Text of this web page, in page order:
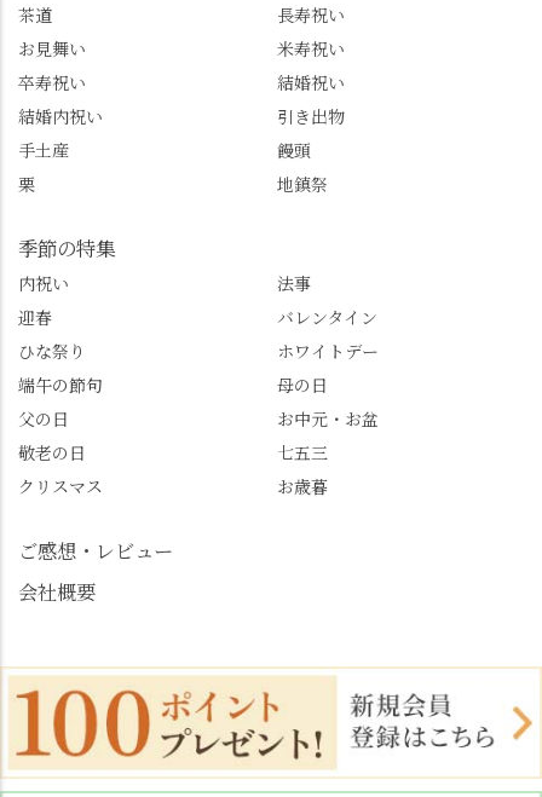
@sense_nagaokakyo 長岡
京市観光協会
@nagaokakyo_tourism ふ
@furufuru_nagaokakyo
物価の値上がりが激し
のガイド活動にしっか
り活かしていきます💪
西山、ほんまにええと
こです。次はあなたを
🚕✨ #京都西山旅感 #京
都西山 #おもてなしタク
こごろ #勝持寺 #正法寺
#善峯寺 #あじさい #あ
じさい供養 #遊龍の松 #
清竹 #なかの邸 #小倉山
荘 #京都観光 #西京区 #
大原野
茶道
長寿祝い
お見舞い
米寿祝い
卒寿祝い
結婚祝い
結婚内祝い
引き出物
手土産
饅頭
栗
地鎮祭
季節の特集
内祝い
法事
迎春
バレンタイン
ひな祭り
ホワイトデー
端午の節句
母の日
父の日
お中元・お盆
敬老の日
七五三
クリスマス
お歳暮
ご感想・レビュー
会社概要